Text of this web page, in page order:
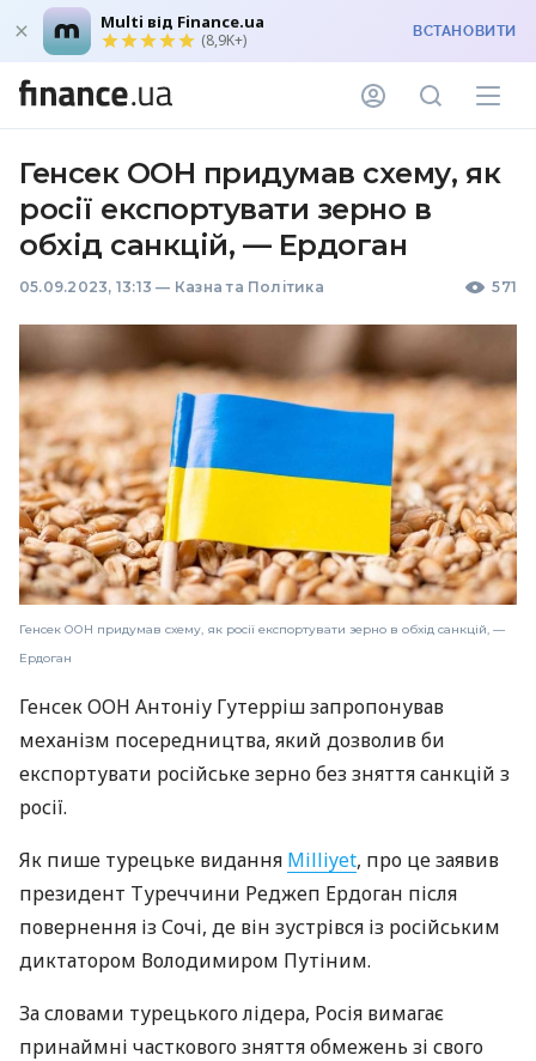
Multi від Finance.ua
(8,9K+) ВСТАНОВИТИ
Генсек ООН придумав схему, як
росії експортувати зерно в
обхід санкцій, — Ердоган
05.09.2023, 13:13 — Казна та Політика 571
Генсек ООН придумав схему, як росії експортувати зерно в обхід санкцій, —
Ердоган
Генсек ООН Антоніу Гутерріш запропонував
механізм посередництва, який дозволив би
експортувати російське зерно без зняття санкцій з
росії.
Як пише турецьке видання Milliyet, про це заявив
президент Туреччини Реджеп Ердоган після
повернення із Сочі, де він зустрівся із російським
диктатором Володимиром Путіним.
За словами турецького лідера, Росія вимагає
принаймні часткового зняття обмежень зі свого